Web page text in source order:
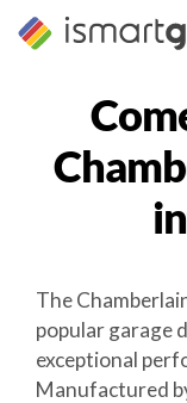
The
popular garage
exceptional
Manufactured